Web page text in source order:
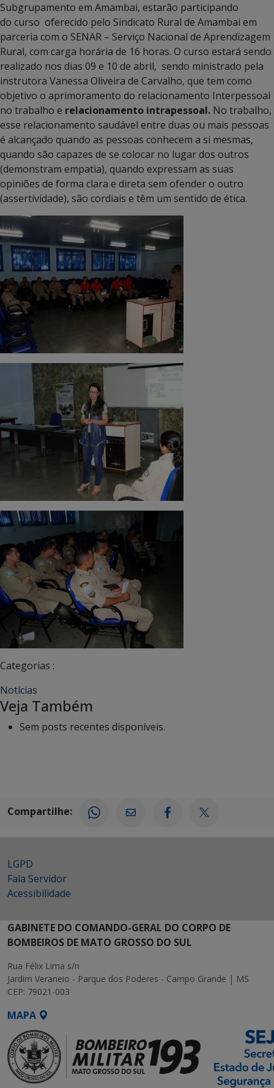
Subgrupamento em Amambai, estarão participando
do curso oferecido pelo Sindicato Rural de Amambai em
parceria com o SENAR – Serviço Nacional de Aprendizagem
Rural, com carga horária de 16 horas. O curso estará sendo
realizado nos dias 09 e 10 de abril, sendo ministrado pela
instrutora Vanessa Oliveira de Carvalho, que tem como
objetivo o aprimoramento do relacionamento Interpessoal
no trabalho e relacionamento intrapessoal. No trabalho,
esse relacionamento saudável entre duas ou mais pessoas
é alcançado quando as pessoas conhecem a si mesmas,
quando são capazes de se colocar no lugar dos outros
(demonstram empatia), quando expressam as suas
opiniões de forma clara e direta sem ofender o outro
(assertividade), são cordiais e têm um sentido de ética.
Categorias :
Notícias
Veja Também
Sem posts recentes disponíveis.
Compartilhe:
LGPD
Fala Servidor
Acessibilidade
GABINETE DO COMANDO-GERAL DO CORPO DE
BOMBEIROS DE MATO GROSSO DO SUL
Rua Félix Lima s/n
Jardim Veraneio - Parque dos Poderes - Campo Grande | MS
CEP: 79021-003
MAPA